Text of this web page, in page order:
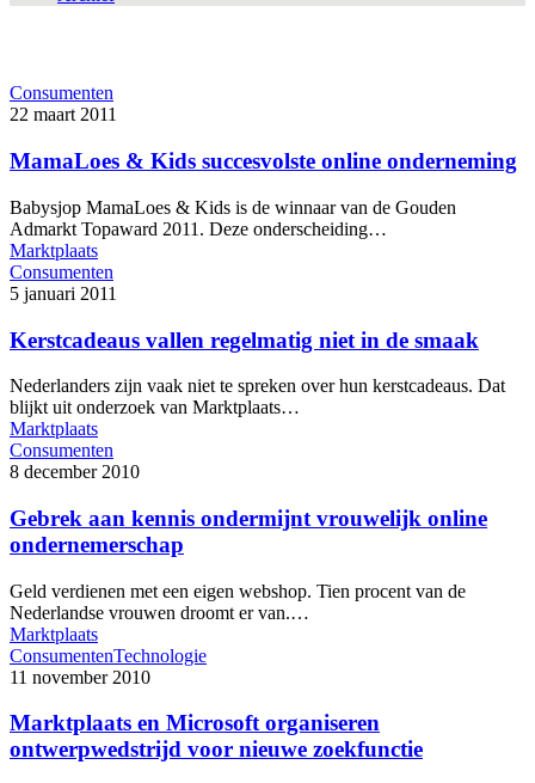
Consumenten
22 maart 2011
MamaLoes & Kids succesvolste online onderneming
Babysjop MamaLoes & Kids is de winnaar van de Gouden
Admarkt Topaward 2011. Deze onderscheiding…
Marktplaats
Consumenten
5 januari 2011
Kerstcadeaus vallen regelmatig niet in de smaak
Nederlanders zijn vaak niet te spreken over hun kerstcadeaus. Dat
blijkt uit onderzoek van Marktplaats…
Marktplaats
Consumenten
8 december 2010
Gebrek aan kennis ondermijnt vrouwelijk online
ondernemerschap
Geld verdienen met een eigen webshop. Tien procent van de
Nederlandse vrouwen droomt er van.…
Marktplaats
ConsumentenTechnologie
11 november 2010
Marktplaats en Microsoft organiseren
ontwerpwedstrijd voor nieuwe zoekfunctie